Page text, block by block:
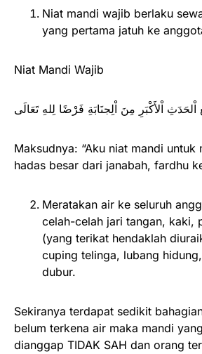
Niat mandi wajib berlaku
yang pertama jatuh ke
Niat Mandi Wajib
اْلأَكْبَرِ مِنَ اْلِجنَابَةِ فَرْضًا لِلهِ تَعَالَى
Maksudnya: “Aku niat mandi untuk
hadas besar dari janabah, fardhu
Meratakan air ke seluruh
celah-celah jari tangan, kaki,
(yang terikat hendaklah
cuping telinga, lubang
dubur.
Sekiranya terdapat sedikit
belum terkena air maka mandi
dianggap TIDAK SAH dan orang